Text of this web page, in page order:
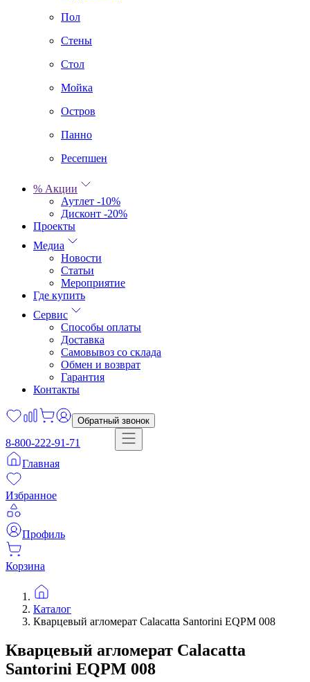
Пол
Cтены
Стол
Мойка
Остров
Панно
Ресепшен
% Акции
Аутлет -10%
Дисконт -20%
Проекты
Медиа
Новости
Статьи
Мероприятие
Где купить
Сервис
Способы оплаты
Доставка
Самовывоз со склада
Обмен и возврат
Гарантия
Контакты
Обратный звонок
8-800-222-91-71
Главная
Избранное
Профиль
Корзина
Каталог
Кварцевый агломерат Calacatta Santorini EQPM 008
Кварцевый агломерат Calacatta
Santorini EQPM 008